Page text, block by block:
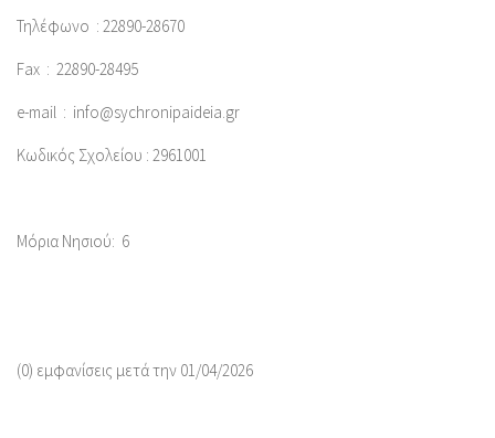
Τηλέφωνο : 22890-28670
Fax : 22890-28495
e-mail : info@sychronipaideia.gr
Κωδικός Σχολείου : 2961001
Μόρια Νησιού: 6
(0) εμφανίσεις μετά την 01/04/2026